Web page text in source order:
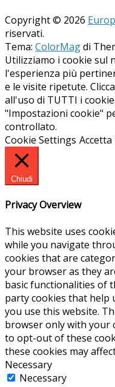
Copyright © 2026
riservati.
Tema: ColorMagdi
Utilizziamo i cookie
l'esperienza più
e le visite ripetute.
all'uso di TUTTI i
"Impostazioni cookie"
controllato.
Cookie Settings
Chiudi
Privacy Overview
This website uses
while you navigate
cookies that are
your browser as they
basic functionalities of
party cookies that help
you use this website.
browser only with your
to opt-out of these
these cookies may
Necessary
Necessary